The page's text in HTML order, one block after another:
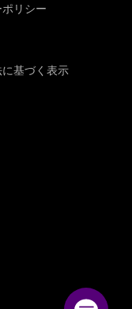
リシー
基づく表示